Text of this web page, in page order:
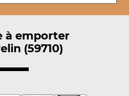
à emporter
(59710)